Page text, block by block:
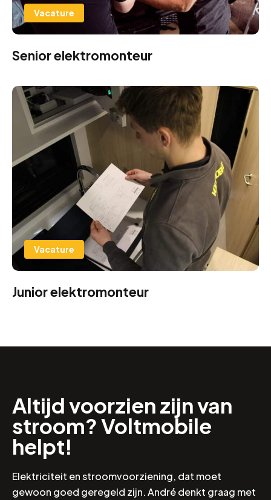
Vacature
Senior elektromonteur
Vacature
Junior elektromonteur
Altijd voorzien zijn van
stroom? Voltmobile
helpt!
Elektriciteit en stroomvoorziening, dat moet
gewoon goed geregeld zijn. André denkt graag met